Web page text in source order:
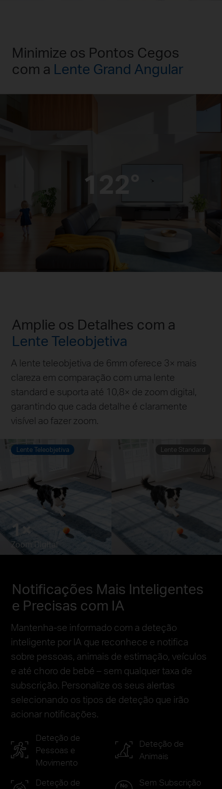
Minimize os Pontos Cegos
com a Lente Grand Angular
122°
Amplie os Detalhes com a
Lente Teleobjetiva
A lente teleobjetiva de 6mm oferece 3× mais
clareza em comparação com uma lente
standard e suporta até 10,8× de zoom digital,
garantindo que cada detalhe é claramente
visível ao fazer zoom.
Lente Teleobjetiva
1×
Zoom Digital
Lente Standard
Notificações Mais Inteligentes
e Precisas com IA
Mantenha-se informado com a deteção
inteligente por IA que reconhece e notifica
sobre pessoas, animais de estimação, veículos
e até choro de bebé – sem qualquer taxa de
subscrição. Personalize os seus alertas
selecionando os tipos de deteção que irão
acionar notificações.
Deteção de
Pessoas e
Movimento
Deteção de
Animais
Deteção de
Sem Subscrição